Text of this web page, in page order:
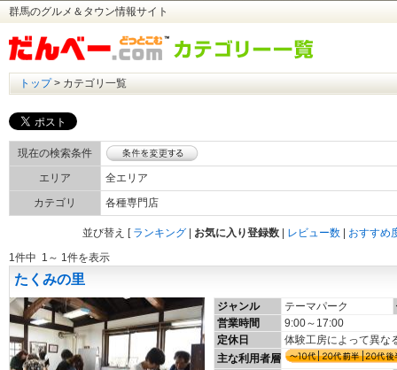
群馬のグルメ＆タウン情報サイト
トップ> カテゴリ一覧
現在の検索条件
エリア
全エリア
カテゴリ
各種専門店
おすすめ
レビュー数
お気に入り登録数
ランキング
[
並び替え
1件中 1～ 1件を表示
たくみの里
ジャンル テーマパーク
営業時間
9:00～17:00
定休日
体験工房によって異な
主な利用者層